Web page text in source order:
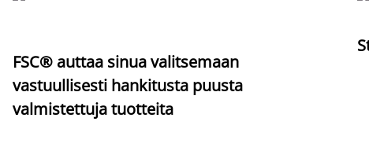
FSC® auttaa sinua valitsemaan
vastuullisesti hankitusta puusta
valmistettuja tuotteita